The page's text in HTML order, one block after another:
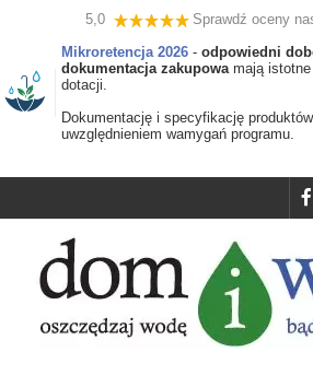
5,0
Sprawdź oceny
Mikroretencja 2026 - odpowiedni
dokumentacja zakupowamają istotne
dotacji.
Dokumentację i specyfikację
uwzględnieniem wamygań programu.